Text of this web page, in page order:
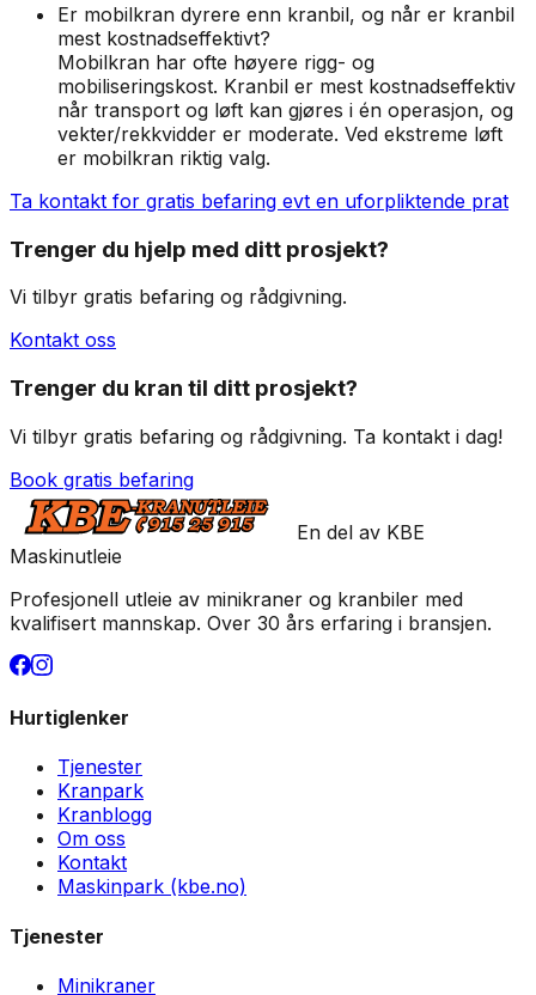
Er mobilkran dyrere enn kranbil, og når er kranbil
mest kostnadseffektivt?
Mobilkran har ofte høyere rigg- og
mobiliseringskost. Kranbil er mest kostnadseffektiv
når transport og løft kan gjøres i én operasjon, og
vekter/rekkvidder er moderate. Ved ekstreme løft
er mobilkran riktig valg.
Ta kontakt for gratis befaring evt en uforpliktende prat
Trenger du hjelp med ditt prosjekt?
Vi tilbyr gratis befaring og rådgivning.
Kontakt oss
Trenger du kran til ditt prosjekt?
Vi tilbyr gratis befaring og rådgivning. Ta kontakt i dag!
Book gratis befaring
En del av KBE
Maskinutleie
Profesjonell utleie av minikraner og kranbiler med
kvalifisert mannskap. Over 30 års erfaring i bransjen.
Hurtiglenker
Tjenester
Kranpark
Kranblogg
Om oss
Kontakt
Maskinpark (kbe.no)
Tjenester
Minikraner